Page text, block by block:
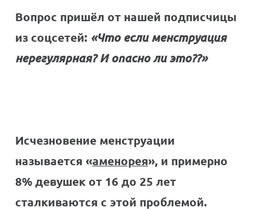
Вопрос пришёл от нашей подписчицы
из соцсетей: «Что если менструация
нерегулярная? И опасно ли это??»
Исчезновение менструации
называется «аменорея», и примерно
8% девушек от 16 до 25 лет
сталкиваются с этой проблемой.